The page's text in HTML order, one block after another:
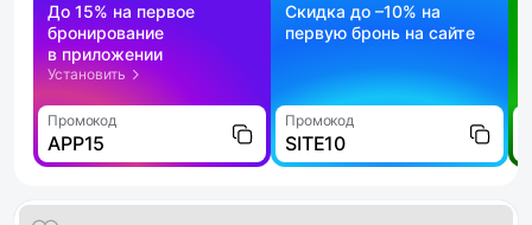
До 15% на первое
бронирование
в приложении
Установить
Промокод
APP15
Скидка до –10% на
первую бронь на сайте
Промокод
SITE10